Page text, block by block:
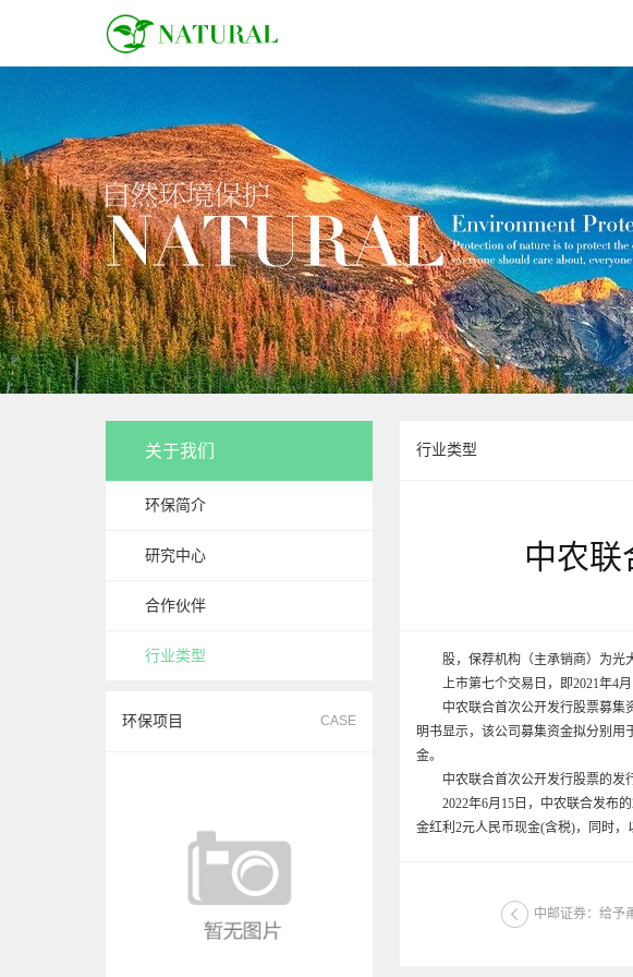
关于我们
环保简介
研究中心
合作伙伴
行业类型
环保项目 CASE
行业类型
中农联
股，保荐机构（主承销商）为光大
上市第七个交易日，即2021年4月
中农联合首次公开发行股票募集资
明书显示，该公司募集资金拟分别用
金。
中农联合首次公开发行股票的发行
2022年6月15日，中农联合发布的
金红利2元人民币现金(含税)，同时，
中邮证券：给予